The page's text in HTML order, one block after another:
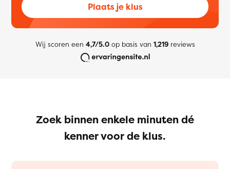
Plaats je klus
Wij scoren een 4,7/5.0op basis van 1,219reviews
Zoek binnen enkele minuten dé
kenner voor de klus.